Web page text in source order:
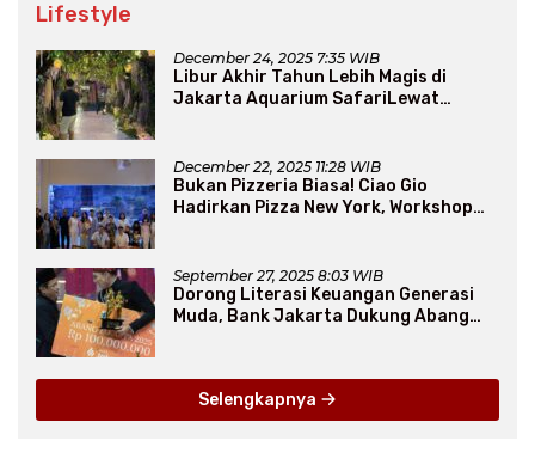
Lifestyle
December 24, 2025 7:35 WIB
Libur Akhir Tahun Lebih Magis di
Jakarta Aquarium SafariLewat
December 22, 2025 11:28 WIB
Bukan Pizzeria Biasa! Ciao Gio
Hadirkan Pizza New York, Workshop
September 27, 2025 8:03 WIB
Dorong Literasi Keuangan Generasi
Muda, Bank Jakarta Dukung Abang
Selengkapnya